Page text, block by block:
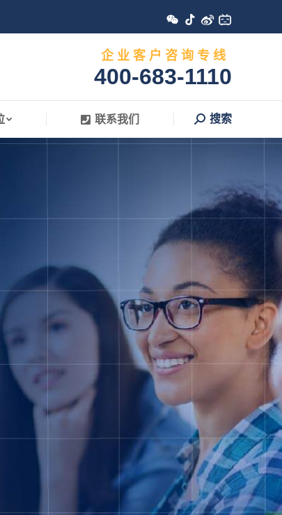
企 业 客 户 咨 询 专 线
400-683-1110
联系我们 Search:
搜索
Search:
搜索